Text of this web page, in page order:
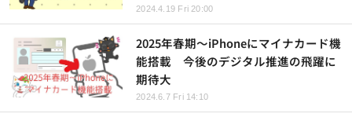
2024.4.19 Fri 20:00
2025年春期～iPhoneにマイナカード機
能搭載 今後のデジタル推進の飛躍に
期待大
2024.6.7 Fri 14:10